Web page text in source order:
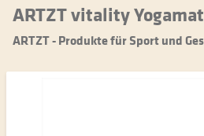
ARTZT vitality
ARTZT - Produkte für Sport und